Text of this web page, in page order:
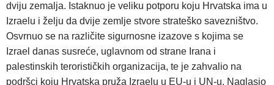
dviju zemalja. Istaknuo je veliku potporu koju Hrvatska ima u
Izraelu i želju da dvije zemlje stvore strateško savezništvo.
Osvrnuo se na različite sigurnosne izazove s kojima se
Izrael danas susreće, uglavnom od strane Irana i
palestinskih terorističkih organizacija, te je zahvalio na
podršci koju Hrvatska pruža Izraelu u EU-u i UN-u. Naglasio